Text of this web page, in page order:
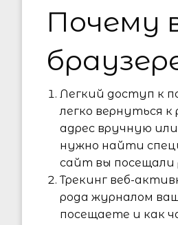
Почему
Легкий доступ к
легко вернуться
адрес вручную
нужно найти
сайт вы посещали
Трекинг веб-
рода журналом
посещаете и как